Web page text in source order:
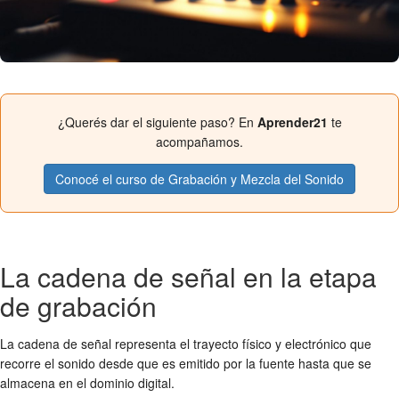
¿Querés dar el siguiente paso? En Aprender21 te
acompañamos.
Conocé el curso de Grabación y Mezcla del Sonido
La cadena de señal en la etapa
de grabación
La cadena de señal representa el trayecto físico y electrónico que
recorre el sonido desde que es emitido por la fuente hasta que se
almacena en el dominio digital.